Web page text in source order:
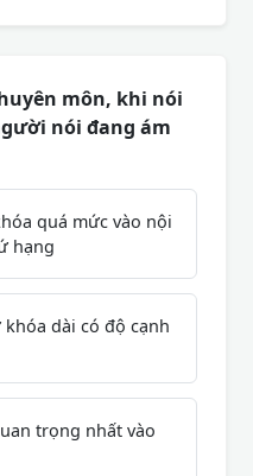
môn, khi nói
nói đang ám
quá mức vào nội
hạng
dài có độ cạnh
trọng nhất vào